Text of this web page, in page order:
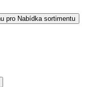
pro Nabídka sortimentu